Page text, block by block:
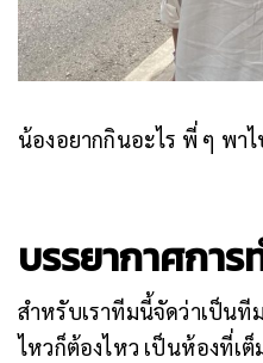
น้องอยากกินอะไร พี่ ๆ พา
บรรยากาศการ
สำหรับเราทีมนี้จัดว่าเป็นที
ไหวก็ต้องไหว เป็นห้องที่เ